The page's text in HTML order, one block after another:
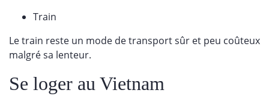
Train
Le train reste un mode de transport sûr et peu coûteux
malgré sa lenteur.
Se loger au Vietnam